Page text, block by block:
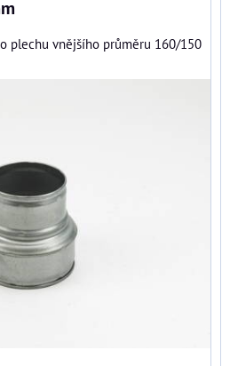
plechu vnějšího průměru 160/150